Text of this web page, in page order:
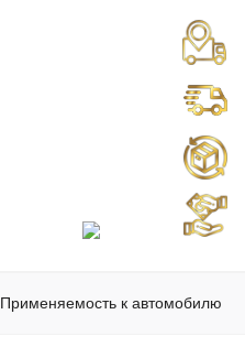
Применяемость к автомобилю